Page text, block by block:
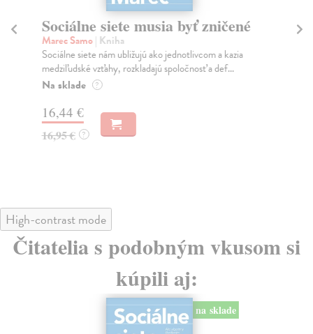
Sociálne siete musia byť zničené
Marec Samo| Kniha
Sociálne siete nám ubližujú ako jednotlivcom a kazia
medziľudské vzťahy, rozkladajú spoločnosť a def...
Na sklade ?
16,44 €
16,95 € ?
High-contrast mode
Čitatelia s podobným vkusom si
kúpili aj:
na sklade